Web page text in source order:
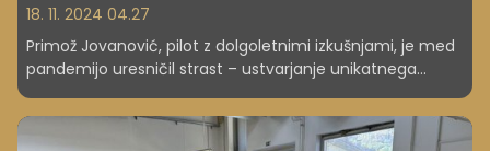
18. 11. 2024 04.27
Primož Jovanović, pilot z dolgoletnimi izkušnjami, je med
pandemijo uresničil strast – ustvarjanje unikatnega
znamko Papa Juliett Aviation Art, ki združuje ljubezen do
letalstva, umetnosti in trajnosti. Njuni kosi danes krasijo